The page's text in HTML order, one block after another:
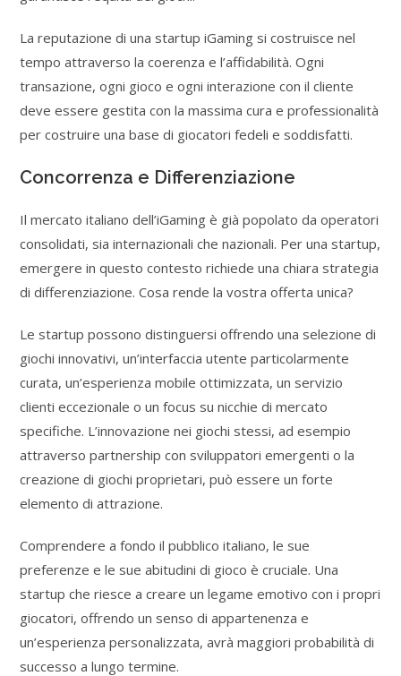
La reputazione di una startup iGaming si costruisce nel
tempo attraverso la coerenza e l’affidabilità. Ogni
transazione, ogni gioco e ogni interazione con il cliente
deve essere gestita con la massima cura e professionalità
per costruire una base di giocatori fedeli e soddisfatti.
Concorrenza e Differenziazione
Il mercato italiano dell’iGaming è già popolato da operatori
consolidati, sia internazionali che nazionali. Per una startup,
emergere in questo contesto richiede una chiara strategia
di differenziazione. Cosa rende la vostra offerta unica?
Le startup possono distinguersi offrendo una selezione di
giochi innovativi, un’interfaccia utente particolarmente
curata, un’esperienza mobile ottimizzata, un servizio
clienti eccezionale o un focus su nicchie di mercato
specifiche. L’innovazione nei giochi stessi, ad esempio
attraverso partnership con sviluppatori emergenti o la
creazione di giochi proprietari, può essere un forte
elemento di attrazione.
Comprendere a fondo il pubblico italiano, le sue
preferenze e le sue abitudini di gioco è cruciale. Una
startup che riesce a creare un legame emotivo con i propri
giocatori, offrendo un senso di appartenenza e
un’esperienza personalizzata, avrà maggiori probabilità di
successo a lungo termine.